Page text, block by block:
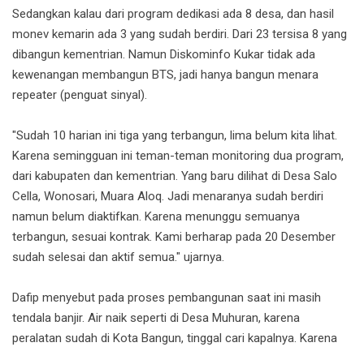
Sedangkan kalau dari program dedikasi ada 8 desa, dan hasil
monev kemarin ada 3 yang sudah berdiri. Dari 23 tersisa 8 yang
dibangun kementrian. Namun Diskominfo Kukar tidak ada
kewenangan membangun BTS, jadi hanya bangun menara
repeater (penguat sinyal).
"Sudah 10 harian ini tiga yang terbangun, lima belum kita lihat.
Karena semingguan ini teman-teman monitoring dua program,
dari kabupaten dan kementrian. Yang baru dilihat di Desa Salo
Cella, Wonosari, Muara Aloq. Jadi menaranya sudah berdiri
namun belum diaktifkan. Karena menunggu semuanya
terbangun, sesuai kontrak. Kami berharap pada 20 Desember
sudah selesai dan aktif semua." ujarnya.
Dafip menyebut pada proses pembangunan saat ini masih
tendala banjir. Air naik seperti di Desa Muhuran, karena
peralatan sudah di Kota Bangun, tinggal cari kapalnya. Karena